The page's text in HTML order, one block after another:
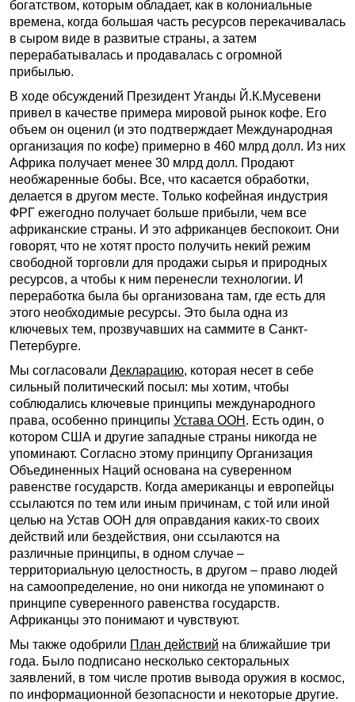
богатством, которым обладает, как в колониальные
времена, когда большая часть ресурсов перекачивалась
в сыром виде в развитые страны, а затем
перерабатывалась и продавалась с огромной
прибылью.
В ходе обсуждений Президент Уганды Й.К.Мусевени
привел в качестве примера мировой рынок кофе. Его
объем он оценил (и это подтверждает Международная
организация по кофе) примерно в 460 млрд долл. Из них
Африка получает менее 30 млрд долл. Продают
необжаренные бобы. Все, что касается обработки,
делается в другом месте. Только кофейная индустрия
ФРГ ежегодно получает больше прибыли, чем все
африканские страны. И это африканцев беспокоит. Они
говорят, что не хотят просто получить некий режим
свободной торговли для продажи сырья и природных
ресурсов, а чтобы к ним перенесли технологии. И
переработка была бы организована там, где есть для
этого необходимые ресурсы. Это была одна из
ключевых тем, прозвучавших на саммите в Санкт-
Петербурге.
Мы согласовали Декларацию, которая несет в себе
сильный политический посыл: мы хотим, чтобы
соблюдались ключевые принципы международного
права, особенно принципы Устава ООН . Есть один, о
котором США и другие западные страны никогда не
упоминают. Согласно этому принципу Организация
Объединенных Наций основана на суверенном
равенстве государств. Когда американцы и европейцы
ссылаются по тем или иным причинам, с той или иной
целью на Устав ООН для оправдания каких-то своих
действий или бездействия, они ссылаются на
различные принципы, в одном случае –
территориальную целостность, в другом – право людей
на самоопределение, но они никогда не упоминают о
принципе суверенного равенства государств.
Африканцы это понимают и чувствуют.
Мы также одобрили План действий на ближайшие три
года. Было подписано несколько секторальных
заявлений, в том числе против вывода оружия в космос,
по информационной безопасности и некоторые другие.